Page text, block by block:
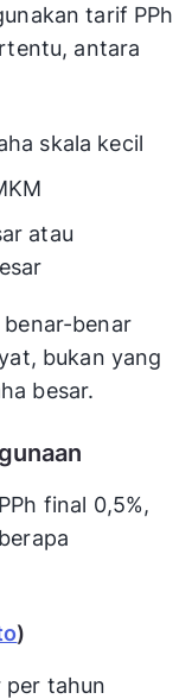
tarif PPh
antara
skala kecil
atau
benar-benar
bukan yang
besar.
final 0,5%,
)
per tahun